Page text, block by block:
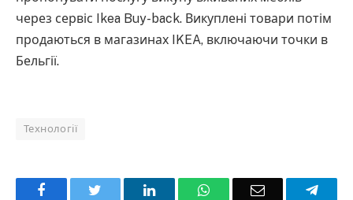
через сервіс Ikea Buy-back. Викуплені товари потім
продаються в магазинах IKEA, включаючи точки в
Бельгії.
Технології
Facebook LinkedInWhatsAppEmail